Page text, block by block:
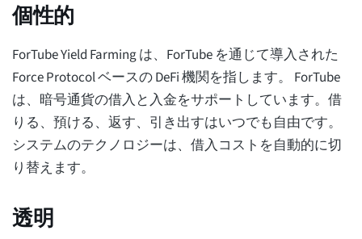
個性的
ForTube Yield Farming は、ForTube を通じて導入された
Force Protocol ベースの DeFi 機関を指します。 ForTube
は、暗号通貨の借入と入金をサポートしています。借
りる、預ける、返す、引き出すはいつでも自由です。
システムのテクノロジーは、借入コストを自動的に切
り替えます。
透明